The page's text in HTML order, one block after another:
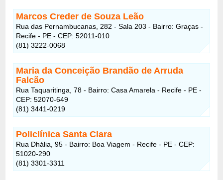
Marcos Creder de Souza Leão
Rua das Pernambucanas, 282 - Sala 203 - Bairro: Graças -
Recife - PE - CEP: 52011-010
(81) 3222-0068
Maria da Conceição Brandão de Arruda
Falcão
Rua Taquaritinga, 78 - Bairro: Casa Amarela - Recife - PE -
CEP: 52070-649
(81) 3441-0219
Policlínica Santa Clara
Rua Dhália, 95 - Bairro: Boa Viagem - Recife - PE - CEP:
51020-290
(81) 3301-3311